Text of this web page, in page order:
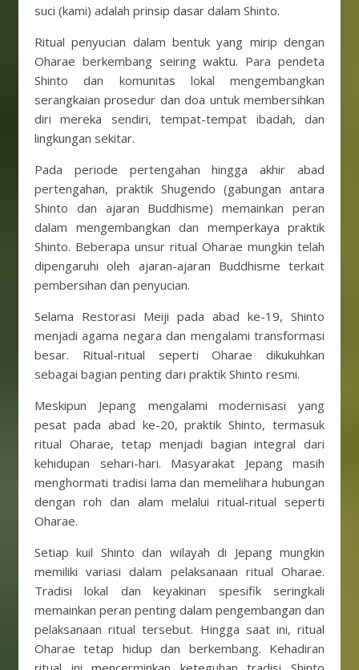
suci (kami) adalah prinsip dasar dalam Shinto.
Ritual penyucian dalam bentuk yang mirip dengan
Oharae berkembang seiring waktu. Para pendeta
Shinto dan komunitas lokal mengembangkan
serangkaian prosedur dan doa untuk membersihkan
diri mereka sendiri, tempat-tempat ibadah, dan
lingkungan sekitar.
Pada periode pertengahan hingga akhir abad
pertengahan, praktik Shugendo (gabungan antara
Shinto dan ajaran Buddhisme) memainkan peran
dalam mengembangkan dan memperkaya praktik
Shinto. Beberapa unsur ritual Oharae mungkin telah
dipengaruhi oleh ajaran-ajaran Buddhisme terkait
pembersihan dan penyucian.
Selama Restorasi Meiji pada abad ke-19, Shinto
menjadi agama negara dan mengalami transformasi
besar. Ritual-ritual seperti Oharae dikukuhkan
sebagai bagian penting dari praktik Shinto resmi.
Meskipun Jepang mengalami modernisasi yang
pesat pada abad ke-20, praktik Shinto, termasuk
ritual Oharae, tetap menjadi bagian integral dari
kehidupan sehari-hari. Masyarakat Jepang masih
menghormati tradisi lama dan memelihara hubungan
dengan roh dan alam melalui ritual-ritual seperti
Oharae.
Setiap kuil Shinto dan wilayah di Jepang mungkin
memiliki variasi dalam pelaksanaan ritual Oharae.
Tradisi lokal dan keyakinan spesifik seringkali
memainkan peran penting dalam pengembangan dan
pelaksanaan ritual tersebut. Hingga saat ini, ritual
Oharae tetap hidup dan berkembang. Kehadiran